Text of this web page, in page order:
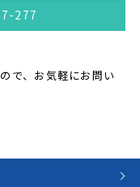
277
で、お気軽にお問い